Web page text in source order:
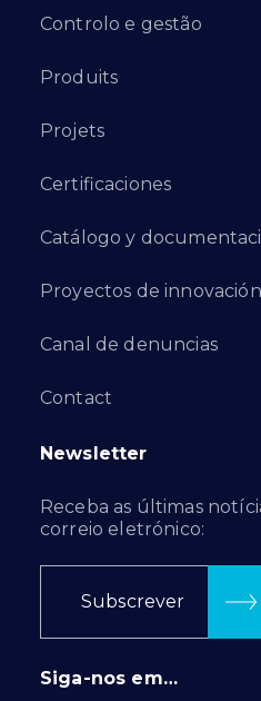
Controlo e gestão
Produits
Projets
Certificaciones
Catálogo y
Proyectos de innovación
Canal de denuncias
Contact
Newsletter
Receba as últimas
correio eletrónico:
Subscrever
Siga-nos em…